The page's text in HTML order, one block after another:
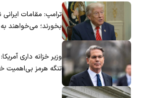
ترامپ: مقامات
بخورند؛ می‌خواهند
وزیر خزانه داری
تنگه هرمز بی‌اهمیت